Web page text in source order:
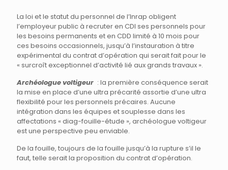
La loi et le statut du personnel de l’Inrap obligent
l’employeur public à recruter en CDI ses personnels pour
les besoins permanents et en CDD limité à 10 mois pour
ces besoins occasionnels, jusqu’à l’instauration à titre
expérimental du contrat d’opération qui serait fait pour le
« surcroît exceptionnel d’activité lié aux grands travaux ».
Archéologue voltigeur : la première conséquence serait
la mise en place d’une ultra précarité assortie d’une ultra
flexibilité pour les personnels précaires. Aucune
intégration dans les équipes et souplesse dans les
affectations « diag-fouille-étude », archéologue voltigeur
est une perspective peu enviable.
De la fouille, toujours de la fouille jusqu’à la rupture s’il le
faut, telle serait la proposition du contrat d’opération.